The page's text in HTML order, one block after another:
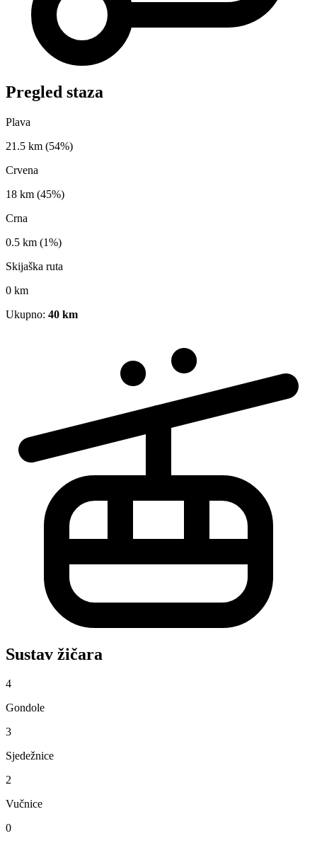
Pregled staza
Plava
21.5 km (54%)
Crvena
18 km (45%)
Crna
0.5 km (1%)
Skijaška ruta
0 km
Ukupno: 40 km
Sustav žičara
4
Gondole
3
Sjedežnice
2
Vučnice
0